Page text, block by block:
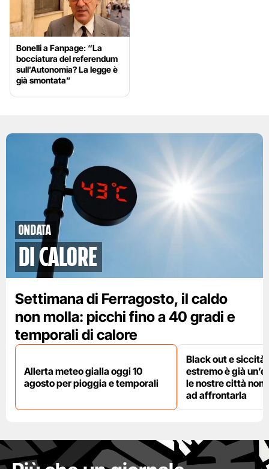
Bonelli a Fanpage: “La
bocciatura del referendum
sull’Autonomia? La legge è
già smontata”
ondata
di calore
Settimana di Ferragosto, il caldo
non molla: picchi fino a 40 gradi e
temporali di calore
Allerta meteo gialla oggi 10
agosto per pioggia e temporali
Black out e
estremo è già
le nostre città non
ad affrontarla